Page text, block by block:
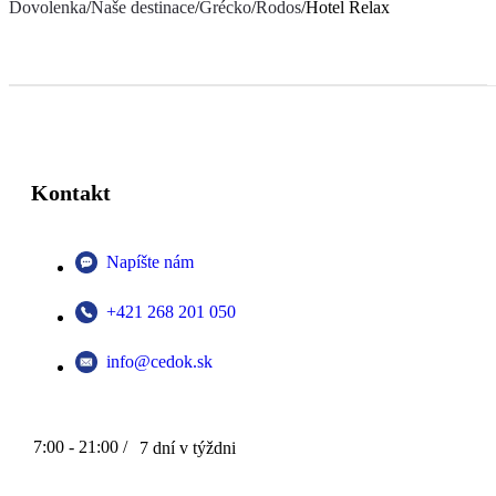
Dovolenka/Naše destinace/Grécko/Rodos/Hotel Relax
Kontakt
Napíšte nám
+421 268 201 050
info@cedok.sk
7:00 - 21:00 / 7 dní v týždni